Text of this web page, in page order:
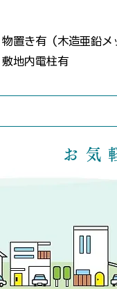
物置き有（木造亜鉛
敷地内電柱有
お気